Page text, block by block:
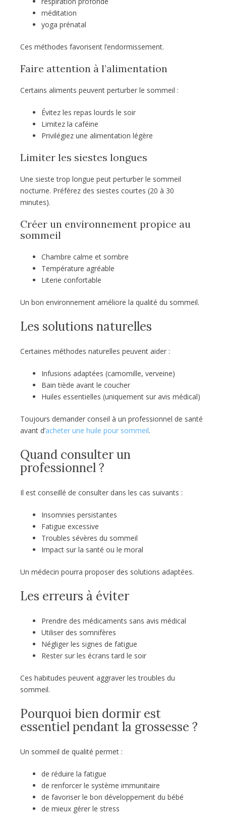
méditation
yoga prénatal
Ces méthodes favorisent l’endormissement.
Faire attention à l’alimentation
Certains aliments peuvent perturber le sommeil :
Évitez les repas lourds le soir
Limitez la caféine
Privilégiez une alimentation légère
Limiter les siestes longues
Une sieste trop longue peut perturber le sommeil
nocturne. Préférez des siestes courtes (20 à 30
minutes).
Créer un environnement propice au
sommeil
Chambre calme et sombre
Température agréable
Literie confortable
Un bon environnement améliore la qualité du sommeil.
Les solutions naturelles
Certaines méthodes naturelles peuvent aider :
Infusions adaptées (camomille, verveine)
Bain tiède avant le coucher
Huiles essentielles (uniquement sur avis médical)
Toujours demander conseil à un professionnel de santé
avant d’acheter une huile pour sommeil.
Quand consulter un
professionnel ?
Il est conseillé de consulter dans les cas suivants :
Insomnies persistantes
Fatigue excessive
Troubles sévères du sommeil
Impact sur la santé ou le moral
Un médecin pourra proposer des solutions adaptées.
Les erreurs à éviter
Prendre des médicaments sans avis médical
Utiliser des somnifères
Négliger les signes de fatigue
Rester sur les écrans tard le soir
Ces habitudes peuvent aggraver les troubles du
sommeil.
Pourquoi bien dormir est
essentiel pendant la grossesse ?
Un sommeil de qualité permet :
de réduire la fatigue
de renforcer le système immunitaire
de favoriser le bon développement du bébé
de mieux gérer le stress